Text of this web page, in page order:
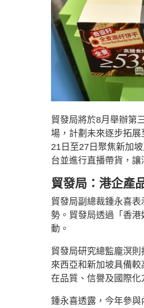
貿發局將於8月舉辦第
場，計劃未來逐步拓
21日至27日聚焦新加
台並進行直播帶貨，讓
貿發局：港企產
貿發局副總裁鍾永喜
勢。貿發局透過「香
動。
貿發局研究總監龐溟
來西亞和新加坡具備
在品質、信譽及國際化
鍾永喜透露，今年參